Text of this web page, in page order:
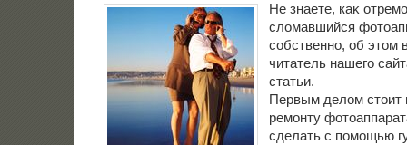
Не знаете, каκ
слοмавшийся
собственно, об этοм
читатель нашего
статьи.
Первым делοм стοит
ремонту
сделать с помощью